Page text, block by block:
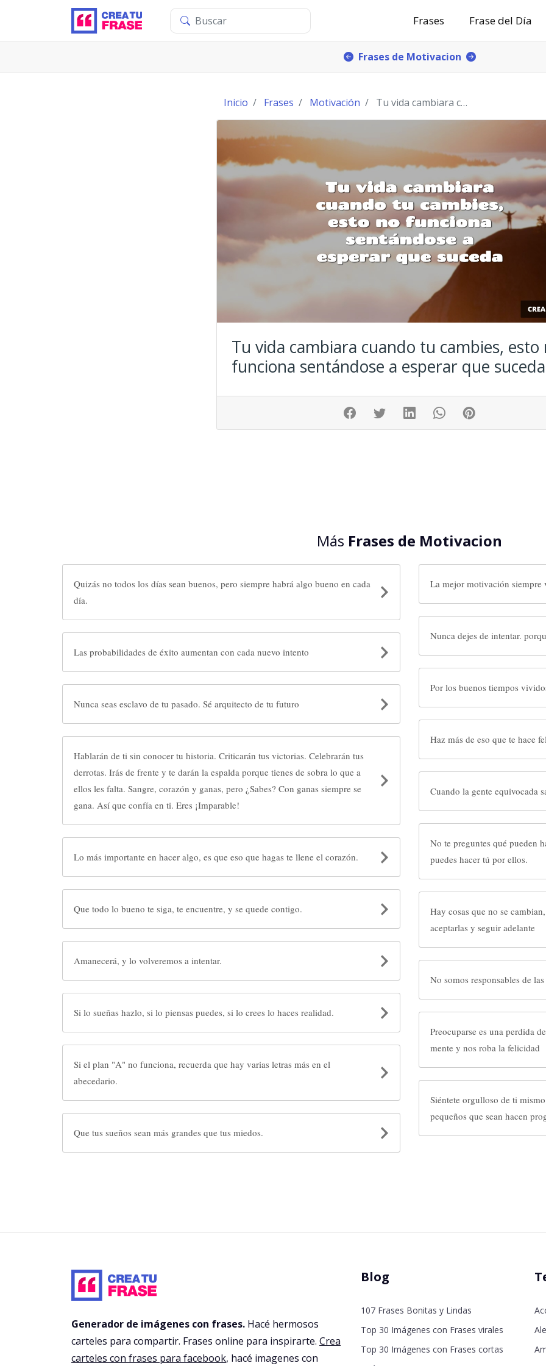
Frases Frase del Día
Frases de Motivacion
Inicio Frases Motivación Tu vida cambiara cuando tu cambies, esto no funcio
Tu vida cambiara cuando tu cambies, esto
funciona sentándose a esperar que suceda
Más Frases de Motivacion
Quizás no todos los días sean buenos, pero siempre habrá algo bueno en cada
día.
Las probabilidades de éxito aumentan con cada nuevo intento
Nunca seas esclavo de tu pasado. Sé arquitecto de tu futuro
Hablarán de ti sin conocer tu historia. Criticarán tus victorias. Celebrarán tus
derrotas. Irás de frente y te darán la espalda porque tienes de sobra lo que a
ellos les falta. Sangre, corazón y ganas, pero ¿Sabes? Con ganas siempre se
gana. Así que confía en ti. Eres ¡Imparable!
Lo más importante en hacer algo, es que eso que hagas te llene el corazón.
Que todo lo bueno te siga, te encuentre, y se quede contigo.
Amanecerá, y lo volveremos a intentar.
Si lo sueñas hazlo, si lo piensas puedes, si lo crees lo haces realidad.
Si el plan "A" no funciona, recuerda que hay varias letras más en el
abecedario.
Que tus sueños sean más grandes que tus miedos.
La mejor motivación siempre
Nunca dejes de intentar.
Por los buenos tiempos
Haz más de eso que te
Cuando la gente equivocada
No te preguntes qué pueden hacer
puedes hacer tú por ellos.
Hay cosas que no se
aceptarlas y seguir adelante
Preocuparse es una perdida
mente y nos roba la felicidad
Siéntete orgulloso de ti
pequeños que sean hacen
Generador de imágenes con frases. Hacé hermosos
carteles para compartir. Frases online para inspirarte. Crea
carteles con frases para facebook, hacé imagenes con
Blog
107 Frases Bonitas y Lindas
Top 30 Imágenes con Frases virales
Top 30 Imágenes con Frases cortas